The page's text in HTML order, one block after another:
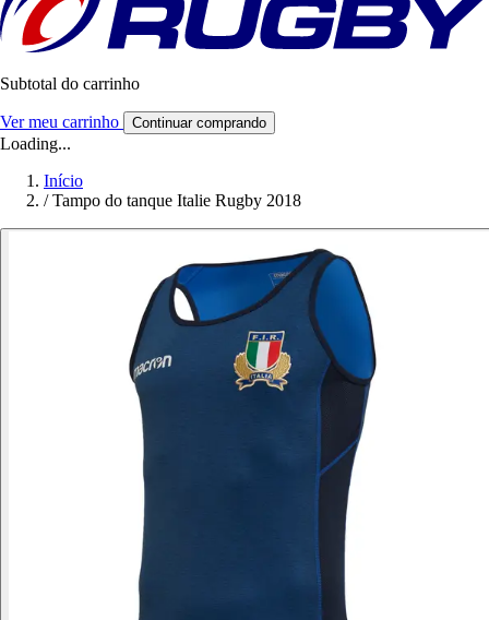
Subtotal do carrinho
Ver meu carrinho Continuar comprando
Loading...
Início
/ Tampo do tanque Italie Rugby 2018